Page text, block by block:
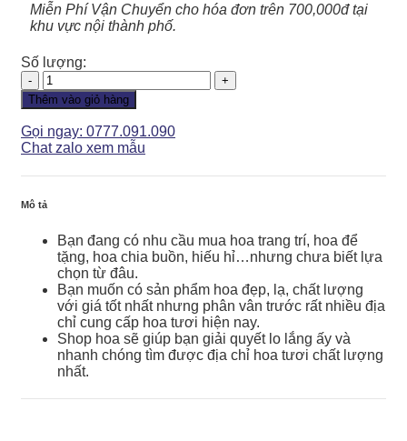
Miễn Phí Vận Chuyển cho hóa đơn trên 700,000đ tại
khu vực nội thành phố.
Số lượng:
Giỏ
Hoa
-
GH145
số
lượng
Thêm vào giỏ hàng
Gọi ngay: 0777.091.090
Chat zalo xem mẫu
Mô tả
Bạn đang có nhu cầu mua hoa trang trí, hoa để
tặng, hoa chia buồn, hiếu hỉ…nhưng chưa biết lựa
chọn từ đâu.
Bạn muốn có sản phẩm hoa đẹp, lạ, chất lượng
với giá tốt nhất nhưng phân vân trước rất nhiều địa
chỉ cung cấp hoa tươi hiện nay.
Shop hoa sẽ giúp bạn giải quyết lo lắng ấy và
nhanh chóng tìm được địa chỉ hoa tươi chất lượng
nhất.